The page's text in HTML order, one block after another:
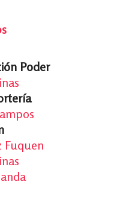
Poder
Fuquen